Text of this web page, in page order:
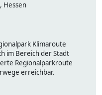
Hessen
Klimaroute
im Bereich der Stadt
Regionalparkroute
erreichbar.